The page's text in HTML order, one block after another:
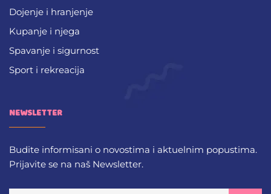
Dojenje i hranjenje
Kupanje i njega
Spavanje i sigurnost
Sport i rekreacija
NEWSLETTER
Budite informisani o novostima i aktuelnim popustima.
Prijavite se na naš Newsletter.